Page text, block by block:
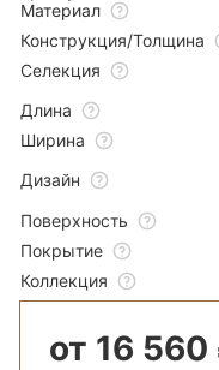
Материал
Конструкция/Толщина
Селекция
Длина
Ширина
Дизайн
Поверхность
Покрытие
Коллекция
от 16 560